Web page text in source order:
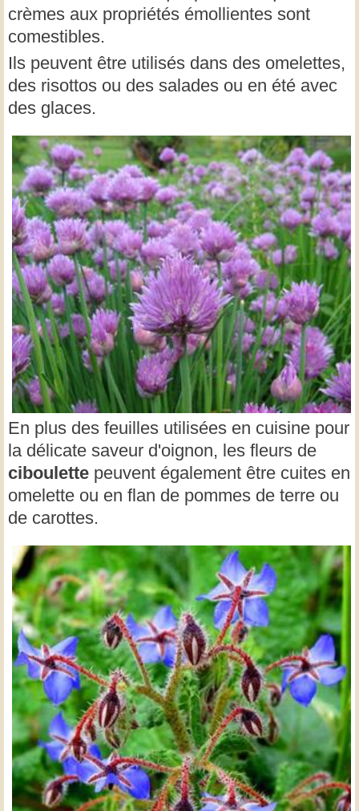
crèmes aux propriétés émollientes sont
comestibles.
Ils peuvent être utilisés dans des omelettes,
des risottos ou des salades ou en été avec
des glaces.
En plus des feuilles utilisées en cuisine pour
la délicate saveur d'oignon, les fleurs de
ciboulette peuvent également être cuites en
omelette ou en flan de pommes de terre ou
de carottes.